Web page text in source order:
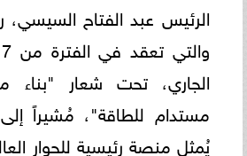
الرئيس عبد الفتاح السيسي،
الجاري، تحت شعار
مستدام للطاقة"، مُشيراً
يُمثل منصة رئيسية للحوار